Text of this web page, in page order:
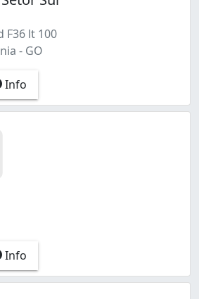
F36 lt 100
- GO
Info
Info